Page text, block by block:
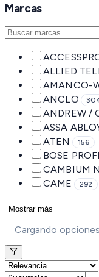
Marcas
ALLIED
AMANCO-
ANCLO
ANDREW /
ASSA
ATEN 156
BOSE
CAMBIUM
CAME 292
Mostrar más
Cargando